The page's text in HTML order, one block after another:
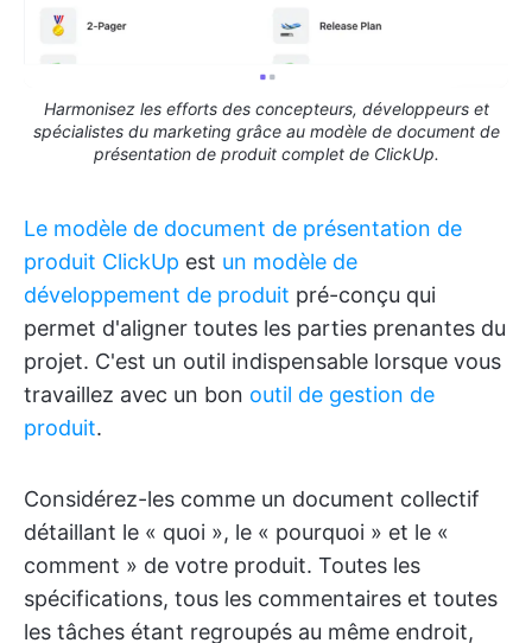
Harmonisez les efforts des concepteurs, développeurs et
spécialistes du marketing grâce au modèle de document de
présentation de produit complet de ClickUp.
Le modèle de document de présentation de
produit ClickUp est un modèle de
développement de produit pré-conçu qui
permet d'aligner toutes les parties prenantes du
projet. C'est un outil indispensable lorsque vous
travaillez avec un bon outil de gestion de
produit.
Considérez-les comme un document collectif
détaillant le « quoi », le « pourquoi » et le «
comment » de votre produit. Toutes les
spécifications, tous les commentaires et toutes
les tâches étant regroupés au même endroit,